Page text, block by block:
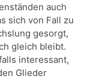
auch
sich von Fall zu
gesorgt,
gleich bleibt.
interessant,
Glieder